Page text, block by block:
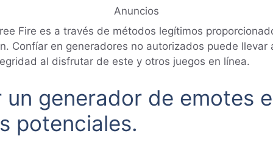
Anuncios
Fire es a través de métodos legítimos
Confíar en generadores no autorizados puede
al disfrutar de este y otros juegos en línea.
generador de emotes
potenciales.